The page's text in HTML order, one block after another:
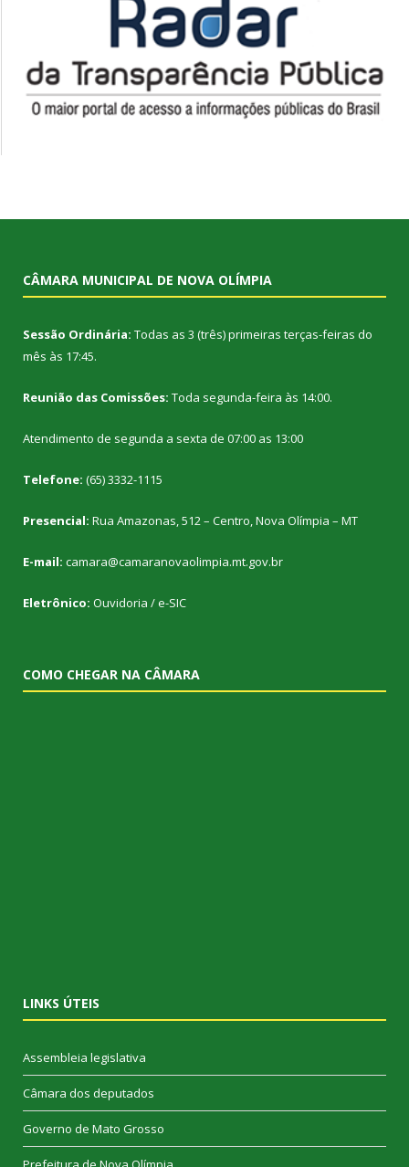
CÂMARA MUNICIPAL DE NOVA OLÍMPIA
Sessão Ordinária: Todas as 3 (três) primeiras terças-feiras do
mês às 17:45.
Reunião das Comissões: Toda segunda-feira às 14:00.
Atendimento de segunda a sexta de 07:00 as 13:00
Telefone: (65) 3332-1115
Presencial: Rua Amazonas, 512 – Centro, Nova Olímpia – MT
E-mail: camara@camaranovaolimpia.mt.gov.br
Eletrônico: Ouvidoria /e-SIC
COMO CHEGAR NA CÂMARA
LINKS ÚTEIS
Assembleia legislativa
Câmara dos deputados
Governo de Mato Grosso